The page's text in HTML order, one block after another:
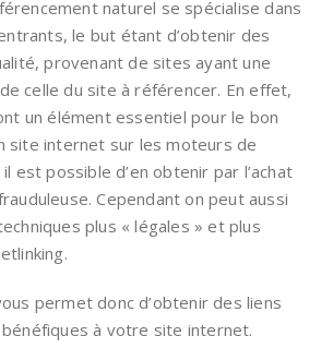
naturel se spécialise dans
le but étant d’obtenir des
provenant de sites ayant une
celle du site à référencer. En effet,
un élément essentiel pour le bon
site internet sur les moteurs de
est possible d’en obtenir par l’achat
Cependant on peut aussi
plus « légales » et plus
permet donc d’obtenir des liens
à votre site internet.